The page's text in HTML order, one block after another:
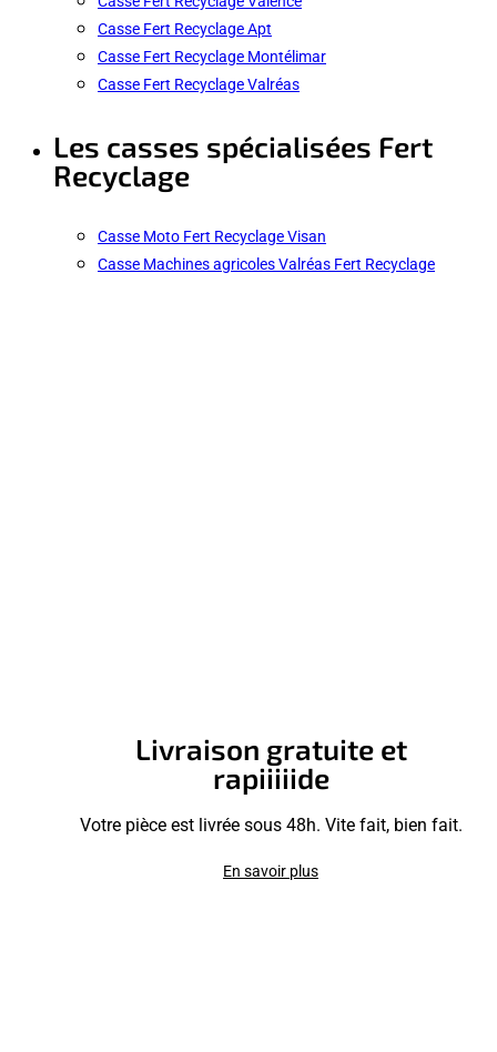
Casse Fert Recyclage Apt
Casse Fert Recyclage Montélimar
Casse Fert Recyclage Valréas
Les casses spécialisées Fert
Recyclage
Casse Moto Fert Recyclage Visan
Casse Machines agricoles Valréas Fert Recyclage
Livraison gratuite et
rapiiiiide
Votre pièce est livrée sous 48h. Vite fait, bien fait.
En savoir plus